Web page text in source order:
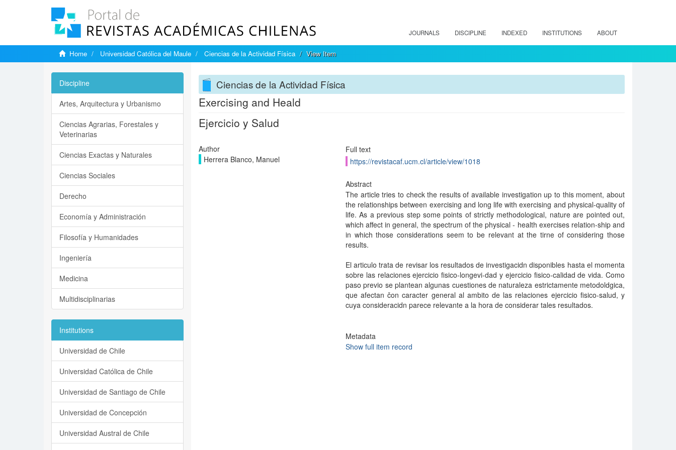
JOURNALS DISCIPLINE INDEXED INSTITUTIONS ABOUT
Home Universidad Católica del Maule Ciencias de la Actividad Física View Item
Ciencias de la Actividad Física
Exercising and Heald
Ejercicio y Salud
Author
Herrera Blanco, Manuel
Full text
https://revistacaf.ucm.cl/article/view/1018
Abstract
The article tries to check the results of available investigation up to this moment, about
the relationships between exercising and long life with exercising and physical-quality of
life. As a previous step some points of strictly methodological, nature are pointed out,
which affect in general, the spectrum of the physical - health exercises relation-ship and
in which those considerations seem to be relevant at the tirne of considering those
results.
El articulo trata de revisar los resultados de investigacidn disponibles hasta el momenta
sobre las relaciones ejercicio fisico-longevi-dad y ejercicio fisico-calidad de vida. Como
paso previo se plantean algunas cuestiones de naturaleza estrictamente metodoldgica,
que afectan čon caracter general al ambito de las relaciones ejercicio fisico-salud, y
cuya consideracidn parece relevante a la hora de considerar tales resultados.
Metadata
Show full item record
Discipline
Artes, Arquitectura y Urbanismo
Ciencias Agrarias, Forestales y
Veterinarias
Ciencias Exactas y Naturales
Ciencias Sociales
Derecho
Economía y Administración
Filosofía y Humanidades
Ingeniería
Medicina
Multidisciplinarias
Institutions
Universidad de Chile
Universidad Católica de Chile
Universidad de Santiago de Chile
Universidad de Concepción
Universidad Austral de Chile